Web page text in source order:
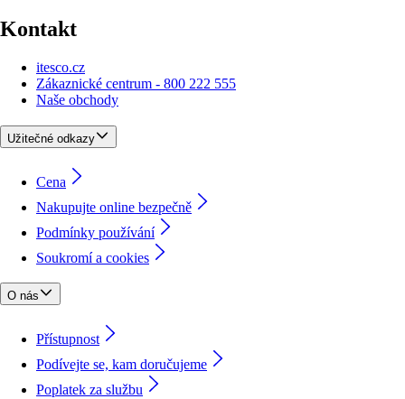
Kontakt
itesco.cz
Zákaznické centrum - 800 222 555
Naše obchody
Užitečné odkazy
Cena
Nakupujte online bezpečně
Podmínky používání
Soukromí a cookies
O nás
Přístupnost
Podívejte se, kam doručujeme
Poplatek za službu